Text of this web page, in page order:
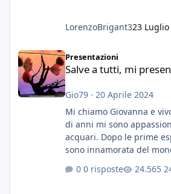
LorenzoBrigant323 Luglio
Salve a tutti, mi presento
Presentazioni
Salve a tutti, mi
Gio79· 20 Aprile 2024
Mi chiamo Giovanna e
di anni mi sono
acquari. Dopo le prime esperienze "basic" mi
sono innamorata del
E' stata una bella scuola
0 risposte